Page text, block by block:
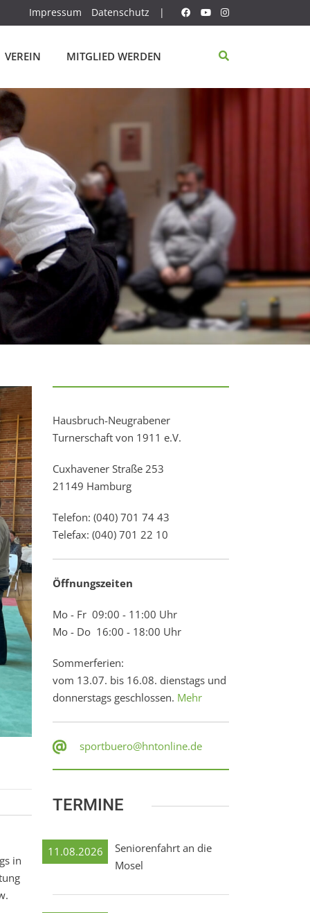
Impressum Datenschutz |
VEREIN MITGLIED WERDEN
in
Hausbruch-Neugrabener
Turnerschaft von 1911 e.V.
Cuxhavener Straße 253
21149 Hamburg
Telefon: (040) 701 74 43
Telefax: (040) 701 22 10
Öffnungszeiten
Mo - Fr 09:00 - 11:00 Uhr
Mo - Do 16:00 - 18:00 Uhr
Sommerferien:
vom 13.07. bis 16.08. dienstags und
donnerstags geschlossen. Mehr
sportbuero@hntonline.de
TERMINE
11.08.2026
Seniorenfahrt an die
Mosel